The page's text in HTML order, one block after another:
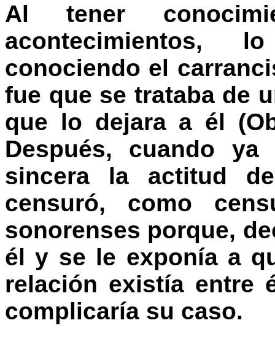
Al tener
acontecimientos,
conociendo el
fue que se trataba de
que lo dejara a él
Después, cuando
sincera la actitud
censuró, como
sonorenses porque,
él y se le exponía a
relación existía entre
complicaría su caso.